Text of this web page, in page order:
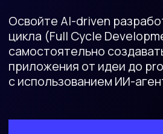
Узнать подробнее